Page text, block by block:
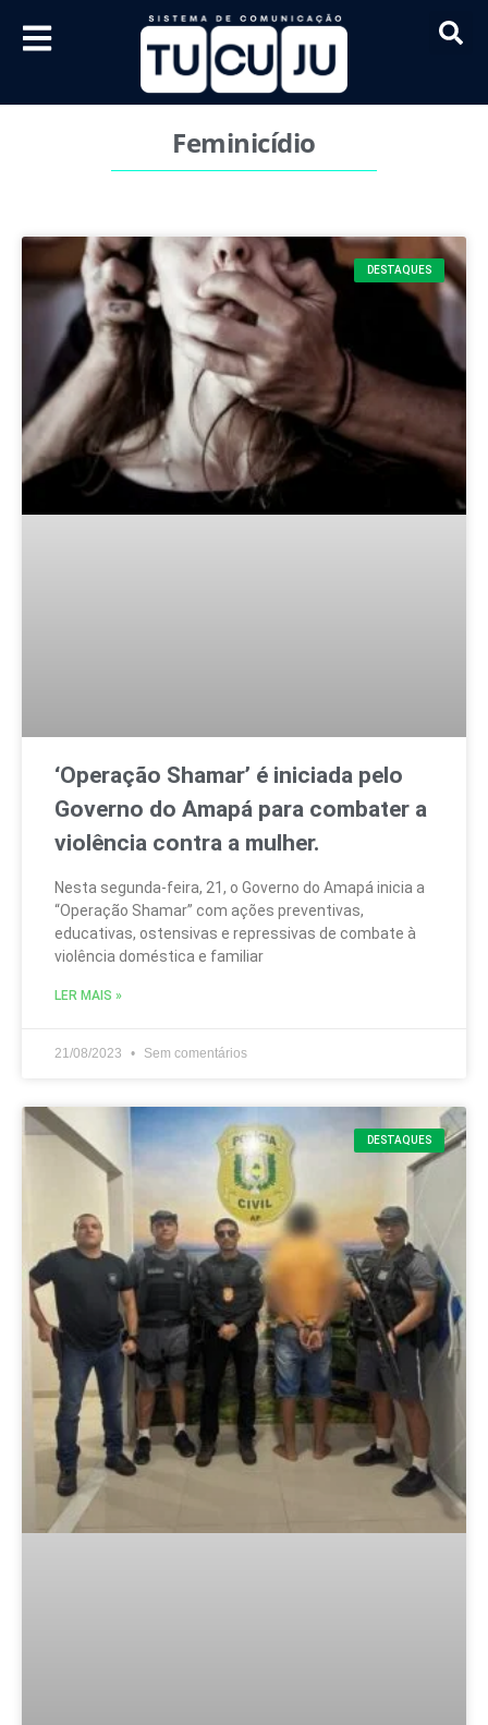
Feminicídio
DESTAQUES
‘Operação Shamar’ é iniciada pelo
Governo do Amapá para combater a
violência contra a mulher.
Nesta segunda-feira, 21, o Governo do Amapá inicia a
“Operação Shamar” com ações preventivas,
educativas, ostensivas e repressivas de combate à
violência doméstica e familiar
LER MAIS »
21/08/2023 Sem comentários
DESTAQUES